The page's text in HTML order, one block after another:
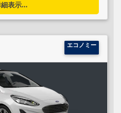
表示...
エコノミー